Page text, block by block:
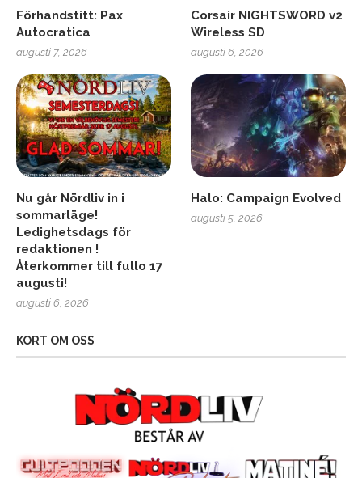
Förhandstitt: Pax
Autocratica
augusti 7, 2026
Corsair NIGHTSWORD v2
Wireless SD
augusti 6, 2026
Nu går Nördliv in i
sommarläge!
Ledighetsdags för
redaktionen !
Återkommer till fullo 17
augusti!
augusti 6, 2026
Halo: Campaign Evolved
augusti 5, 2026
KORT OM OSS